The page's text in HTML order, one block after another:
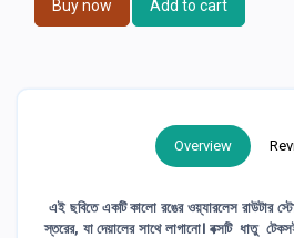
Buy now Add to cart
Overview
এই ছবিতে একটি কালো রঙের ওয়্যারলেস রাউটার
স্তরের, যা দেয়ালের সাথে লাগানো। বক্সটি ধাতু